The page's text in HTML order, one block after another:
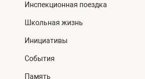
Инспекционная поездка
Школьная жизнь
Инициативы
События
Память